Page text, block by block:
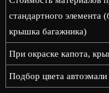
стандартного элемента
крышка багажника)
При окраске капота,
Подбор цвета автоэмали